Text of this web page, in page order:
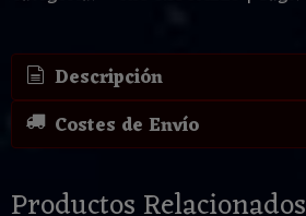
Descripción
Costes de Envío
Productos Relacionados